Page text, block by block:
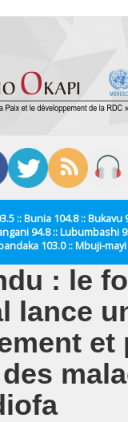
:: Bunia 104.8 :: Bukavu
94.8 :: Lubumbashi
103.0 :: Mbuji-mayi
: le
lance
et